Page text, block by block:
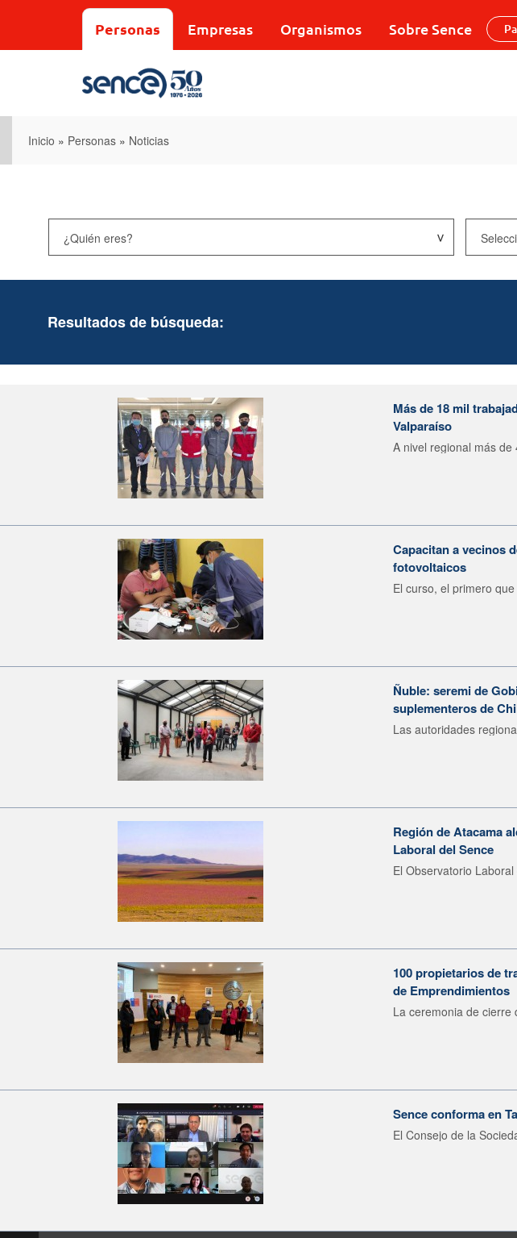
Personas Empresas Organismos Sobre Sence
Inicio » Personas » Noticias
Resultados de búsqueda:
Más de 18 mil
Valparaíso
A nivel regional más
Capacitan a vecinos
fotovoltaicos
El curso, el primero
Ñuble: seremi de
suplementeros de
Las autoridades
Región de Atacama
Laboral del Sence
El Observatorio
100 propietarios de
de Emprendimientos
La ceremonia de cierre
Sence conforma en
El Consejo de la